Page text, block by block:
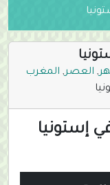
, العصر, المغرب
إستونيا